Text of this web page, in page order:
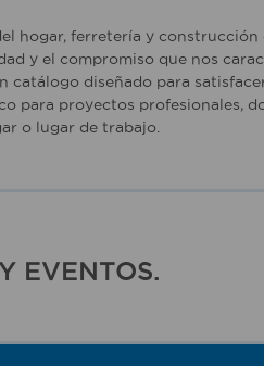
hogar, ferretería y construcción
y el compromiso que nos
diseñado para
para proyectos profesionales,
o lugar de trabajo.
EVENTOS.